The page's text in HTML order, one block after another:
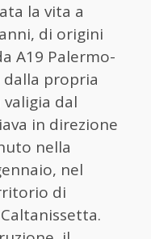
la vita a
di origini
A19 Palermo-
dalla propria
dal
in direzione
nella
nel
di